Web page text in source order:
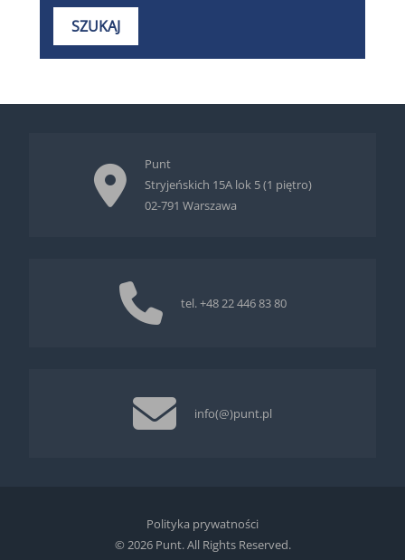
Punt
Stryjeńskich 15A lok 5 (1 piętro)
02-791 Warszawa
tel. +48 22 446 83 80
info(@)punt.pl
Polityka prywatności
© 2026 Punt. All Rights Reserved.